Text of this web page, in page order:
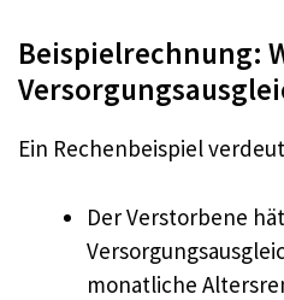
Beispielrechnung:
Ein Rechenbeispiel
Der Verstorbene
monatliche